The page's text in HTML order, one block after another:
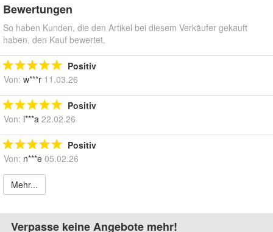
Bewertungen
So haben Kunden, die den Artikel bei diesem Verkäufer gekauft
haben, den Kauf bewertet.
Positiv
Von: w***r 11.03.26
Positiv
Von: l***a 22.02.26
Positiv
Von: n***e 05.02.26
Mehr...
Verpasse keine Angebote mehr!